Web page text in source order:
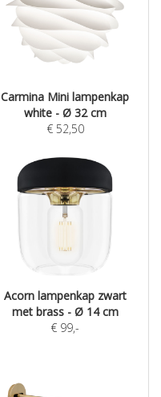
Carmina Mini lampenkap
white - Ø 32 cm
€ 52,50
Acorn lampenkap zwart
met brass - Ø 14 cm
€ 99,-